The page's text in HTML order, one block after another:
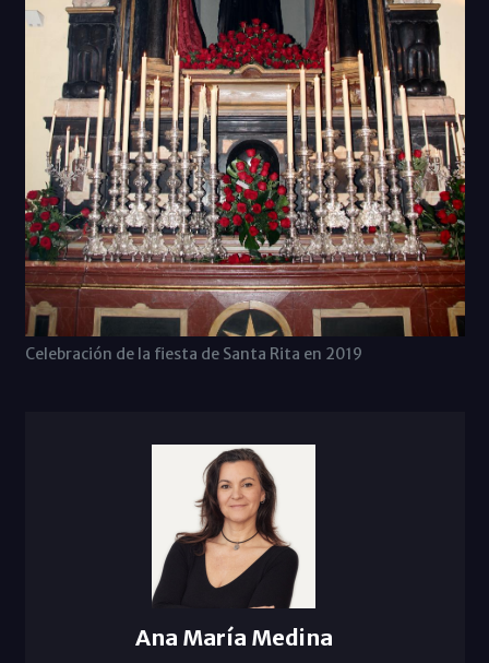
Celebración de la fiesta de Santa Rita en 2019
Ana María Medina